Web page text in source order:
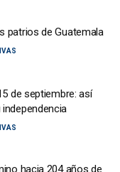
patrios de Guatemala
de septiembre: así
hacia 204 años de